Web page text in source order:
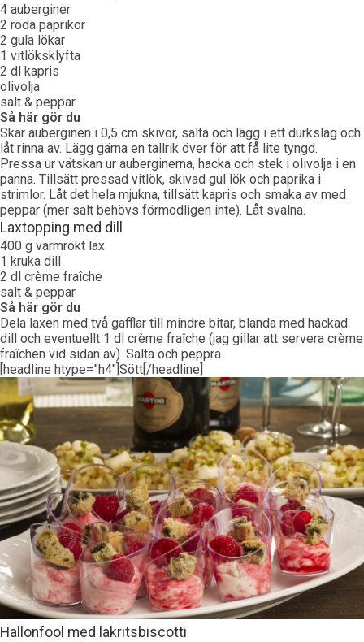
4 auberginer
2 röda paprikor
2 gula lökar
1 vitlöksklyfta
2 dl kapris
olivolja
salt & peppar
Så här gör du
Skär auberginen i 0,5 cm skivor, salta och lägg i ett durkslag och
låt rinna av. Lägg gärna en tallrik över för att få lite tyngd.
Pressa ur vätskan ur auberginerna, hacka och stek i olivolja i en
panna. Tillsätt pressad vitlök, skivad gul lök och paprika i
strimlor. Låt det hela mjukna, tillsätt kapris och smaka av med
peppar (mer salt behövs förmodligen inte). Låt svalna.
Laxtopping med dill
400 g varmrökt lax
1 kruka dill
2 dl crème fraîche
salt & peppar
Så här gör du
Dela laxen med två gafflar till mindre bitar, blanda med hackad
dill och eventuellt 1 dl crème fraîche (jag gillar att servera crème
fraîchen vid sidan av). Salta och peppra.
[headline htype=”h4″]Sött[/headline]
Hallonfool med lakritsbiscotti